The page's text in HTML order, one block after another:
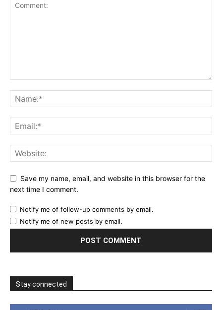
Save my name, email, and website in this browser for the
next time I comment.
Notify me of follow-up comments by email.
Notify me of new posts by email.
Stay connected